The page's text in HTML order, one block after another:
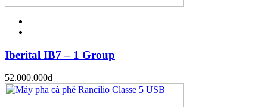
Iberital IB7 – 1 Group
52.000.000đ